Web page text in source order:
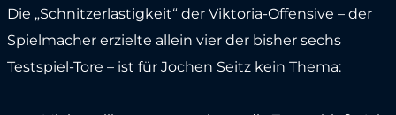
Die „Schnitzerlastigkeit“ der Viktoria-Offensive – der
Spielmacher erzielte allein vier der bisher sechs
Testspiel-Tore – ist für Jochen Seitz kein Thema: